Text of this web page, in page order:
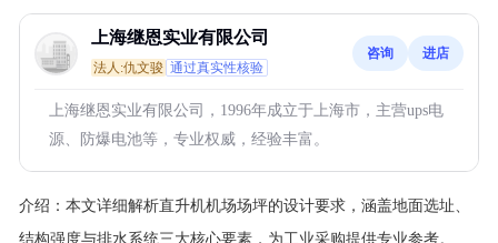
上海继恩实业有限公司
法人:仇文骏 通过真实性核验
咨询 进店
上海继恩实业有限公司，1996年成立于上海市，主营ups电
源、防爆电池等，专业权威，经验丰富。
介绍： 本文详细解析直升机机场场坪的设计要求，涵盖地面选址、
结构强度与排水系统三大核心要素，为工业采购提供专业参考。